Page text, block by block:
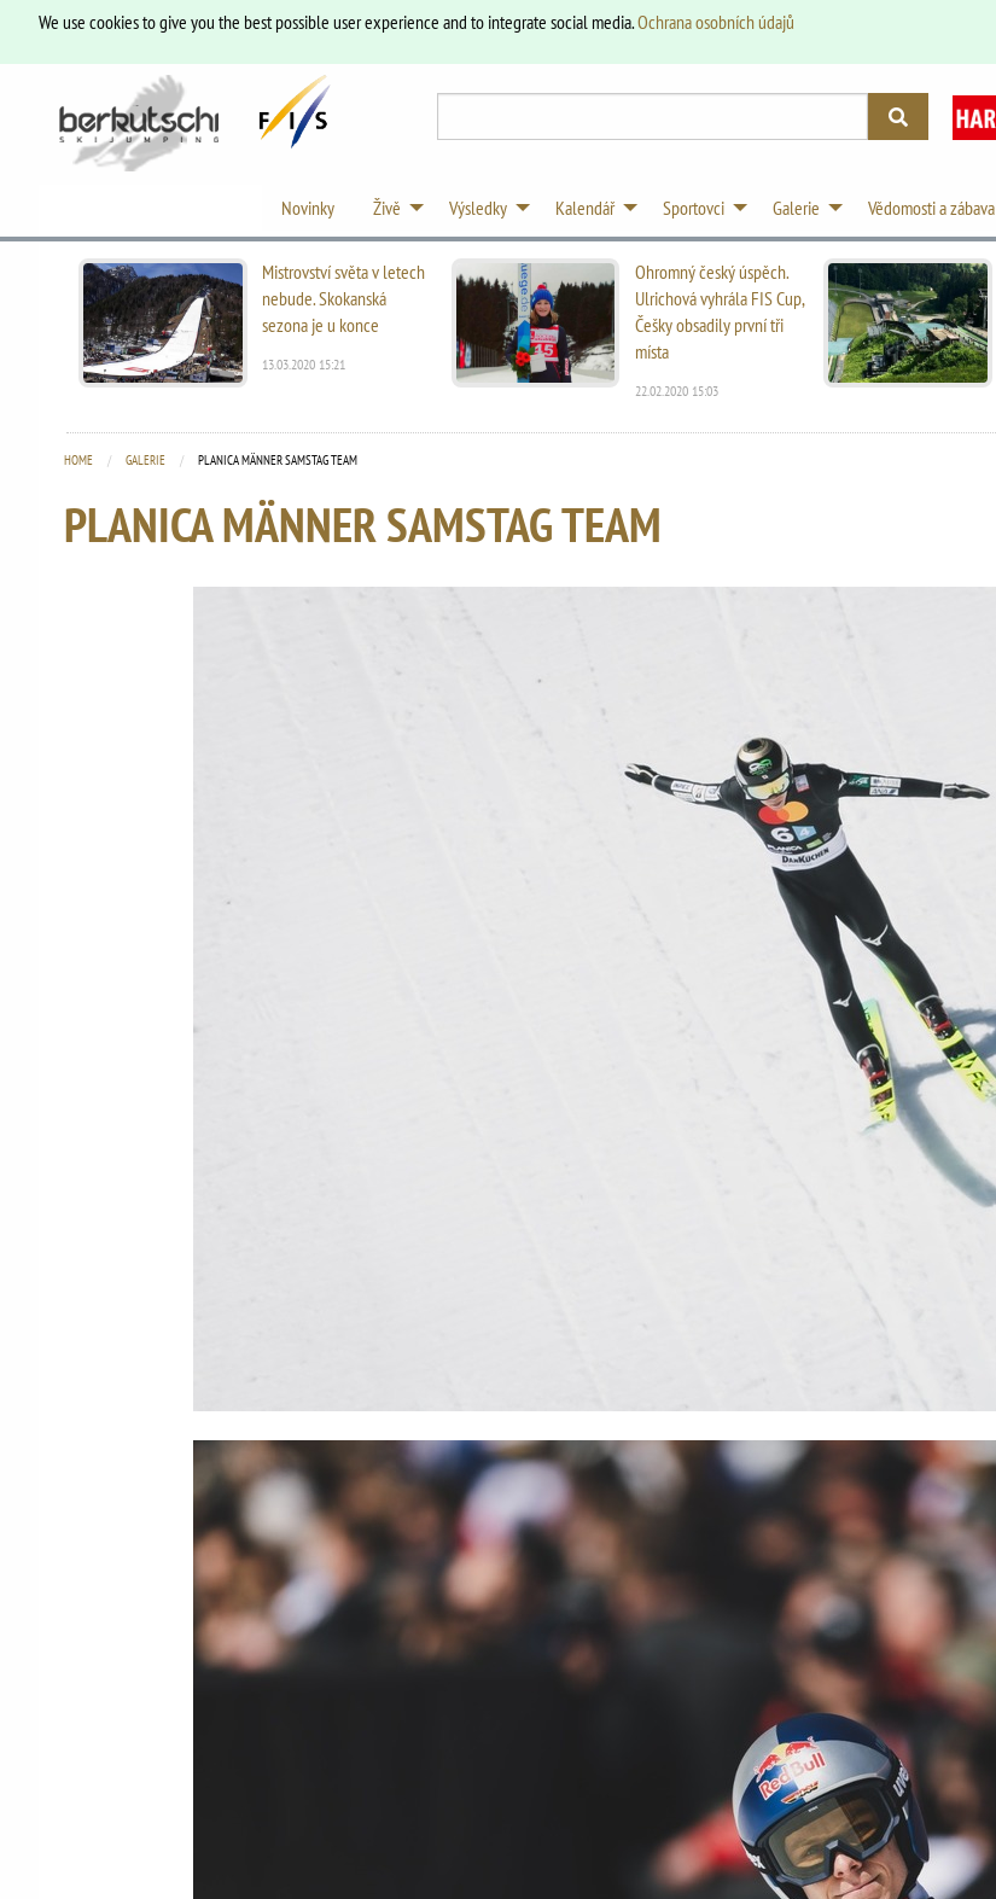
We use cookies to give you the best possible user experience and to integrate social media.Ochrana osobních údajů
Novinky Živě Výsledky Kalendář Sportovci Galerie Vědomosti a zábava
Mistrovství světa v letech
nebude. Skokanská
sezona je u konce
13.03.2020 15:21
Ohromný český úspěch.
Ulrichová vyhrála FIS Cup,
Češky obsadily první tři
místa
22.02.2020 15:03
HOME GALERIE CURRENT:
PLANICA MÄNNER SAMSTAG TEAM
PLANICA MÄNNER SAMSTAG TEAM